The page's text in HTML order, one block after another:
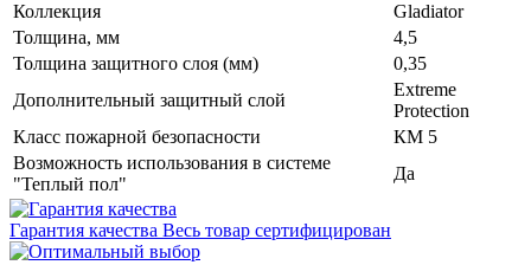
Коллекция
Gladiator
Толщина, мм
4,5
Толщина защитного слоя (мм)
0,35
Дополнительный защитный слой
Extreme
Protection
Класс пожарной безопасности
КМ 5
Возможность использования в системе
"Теплый пол"
Да
Гарантия качества Весь товар сертифицирован